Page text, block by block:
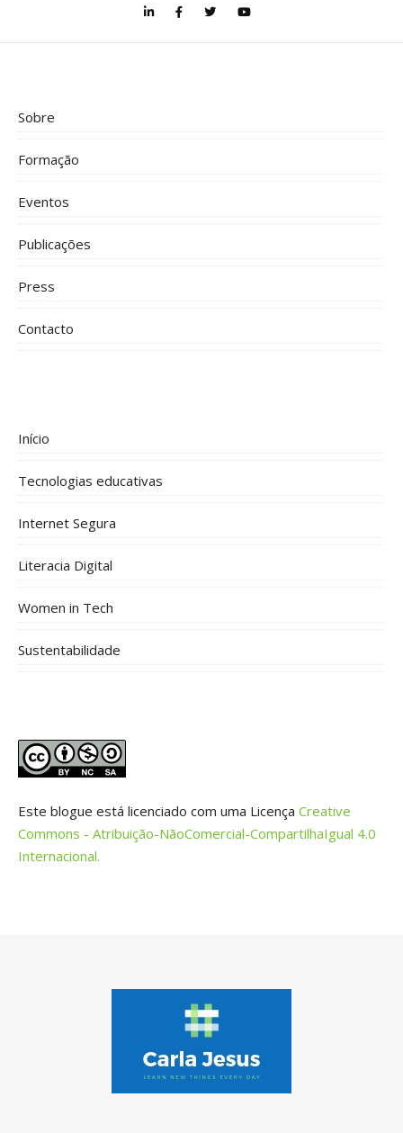
Sobre
Formação
Eventos
Publicações
Press
Contacto
Início
Tecnologias educativas
Internet Segura
Literacia Digital
Women in Tech
Sustentabilidade
Este blogue está licenciado com uma Licença Creative
Commons - Atribuição-NãoComercial-CompartilhaIgual 4.0
Internacional.